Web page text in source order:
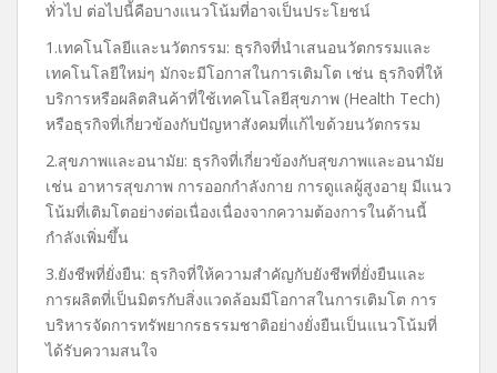
ทั่วไป ต่อไปนี้คือบางแนวโน้มที่อาจเป็นประโยชน์
1.เทคโนโลยีและนวัตกรรม: ธุรกิจที่นำเสนอนวัตกรรมและ
เทคโนโลยีใหม่ๆ มักจะมีโอกาสในการเติมโต เช่น ธุรกิจที่ให้
บริการหรือผลิตสินค้าที่ใช้เทคโนโลยีสุขภาพ (Health Tech)
หรือธุรกิจที่เกี่ยวข้องกับปัญหาสังคมที่แก้ไขด้วยนวัตกรรม
2.สุขภาพและอนามัย: ธุรกิจที่เกี่ยวข้องกับสุขภาพและอนามัย
เช่น อาหารสุขภาพ การออกกำลังกาย การดูแลผู้สูงอายุ มีแนว
โน้มที่เติมโตอย่างต่อเนื่องเนื่องจากความต้องการในด้านนี้
กำลังเพิ่มขึ้น
3.ยังชีพที่ยั่งยืน: ธุรกิจที่ให้ความสำคัญกับยังชีพที่ยั่งยืนและ
การผลิตที่เป็นมิตรกับสิ่งแวดล้อมมีโอกาสในการเติมโต การ
บริหารจัดการทรัพยากรธรรมชาติอย่างยั่งยืนเป็นแนวโน้มที่
ได้รับความสนใจ